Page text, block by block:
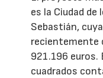
es la Ciudad de
Sebastián,
recientemente
921.196 euros.
cuadrados